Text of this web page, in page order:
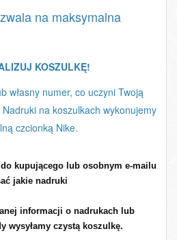
na maksymalna
KOSZULKĘ!
własny numer, co uczyni Twoją
na koszulkach wykonujemy
czcionką Nike.
kupującego lub osobnym e-mailu
jakie nadruki
informacji o nadrukach lub
wysyłamy czystą koszulkę.